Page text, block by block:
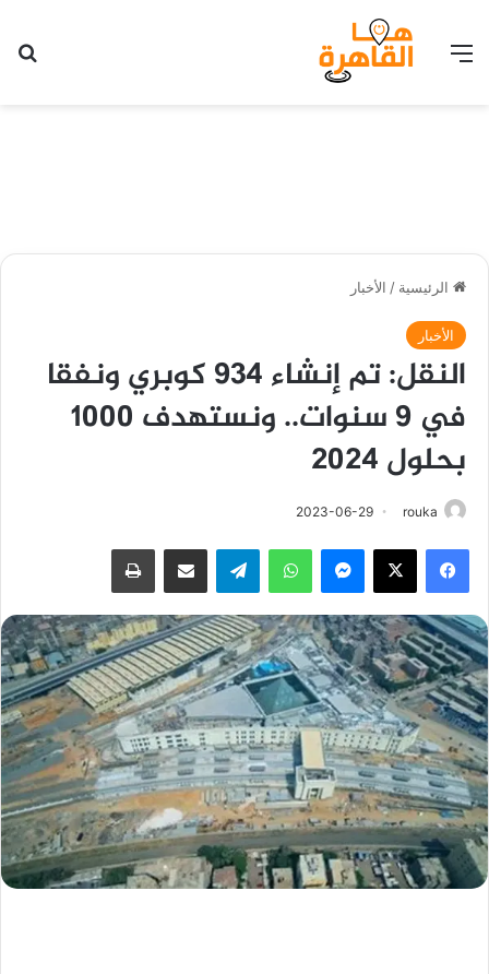
القائمة
الرئيسية / الأخبار
الأخبار
النقل: تم إنشاء 934 كوبري ونفقا
في 9 سنوات.. ونستهدف 1000
بحلول 2024
rouka
2023-06-29
فيسبوك ‫X ماسنجر واتساب تيلقرام مشاركة عبر البريد طباعة